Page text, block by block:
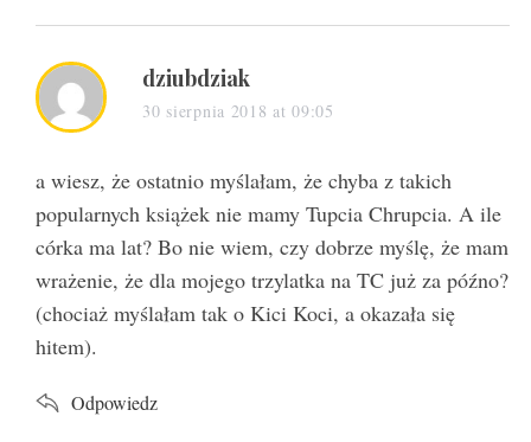
s
a
s
:
dziubdziak
30 sierpnia 2018 at 09:05
a wiesz, że ostatnio myślałam, że chyba z takich
popularnych książek nie mamy Tupcia Chrupcia. A ile
córka ma lat? Bo nie wiem, czy dobrze myślę, że mam
wrażenie, że dla mojego trzylatka na TC już za późno?
(chociaż myślałam tak o Kici Koci, a okazała się
hitem).
Odpowiedz